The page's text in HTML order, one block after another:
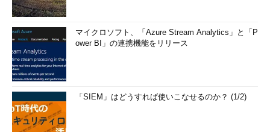
マイクロソフト、「Azure Stream Analytics」と「P
ower BI」の連携機能をリリース
「SIEM」はどうすれば使いこなせるのか？ (1/2)